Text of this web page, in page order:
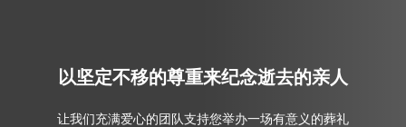
以坚定不移的尊重来纪念逝去的亲人
让我们充满爱心的团队支持您举办一场有意义的葬礼